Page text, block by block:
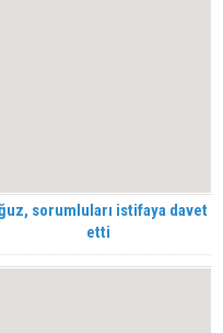
sorumluları istifaya davet
etti